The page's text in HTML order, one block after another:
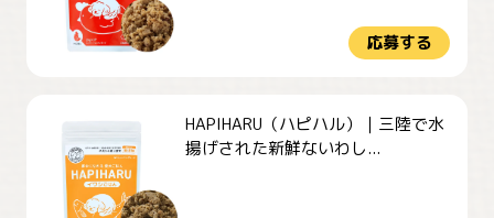
応募する
HAPIHARU（ハピハル）｜三陸で水
揚げされた新鮮ないわし...